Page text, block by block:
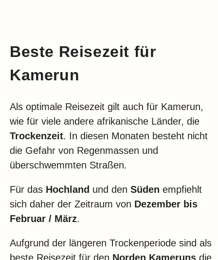
Beste Reisezeit für
Kamerun
Als optimale Reisezeit gilt auch für Kamerun,
wie für viele andere afrikanische Länder, die
Trockenzeit. In diesen Monaten besteht nicht
die Gefahr von Regenmassen und
überschwemmten Straßen.
Für das Hochland und den Süden empfiehlt
sich daher der Zeitraum von Dezember bis
Februar / März.
Aufgrund der längeren Trockenperiode sind als
beste Reisezeit für den Norden Kameruns die